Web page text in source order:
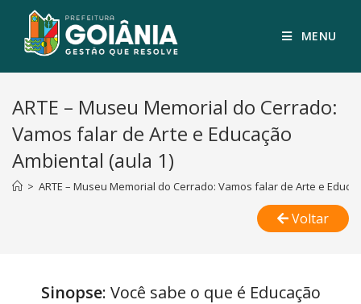
MENU
ARTE – Museu Memorial do Cerrado:
Vamos falar de Arte e Educação
Ambiental (aula 1)
> ARTE – Museu Memorial do Cerrado: Vamos falar de Arte e
Voltar
Sinopse: Você sabe o que é Educação